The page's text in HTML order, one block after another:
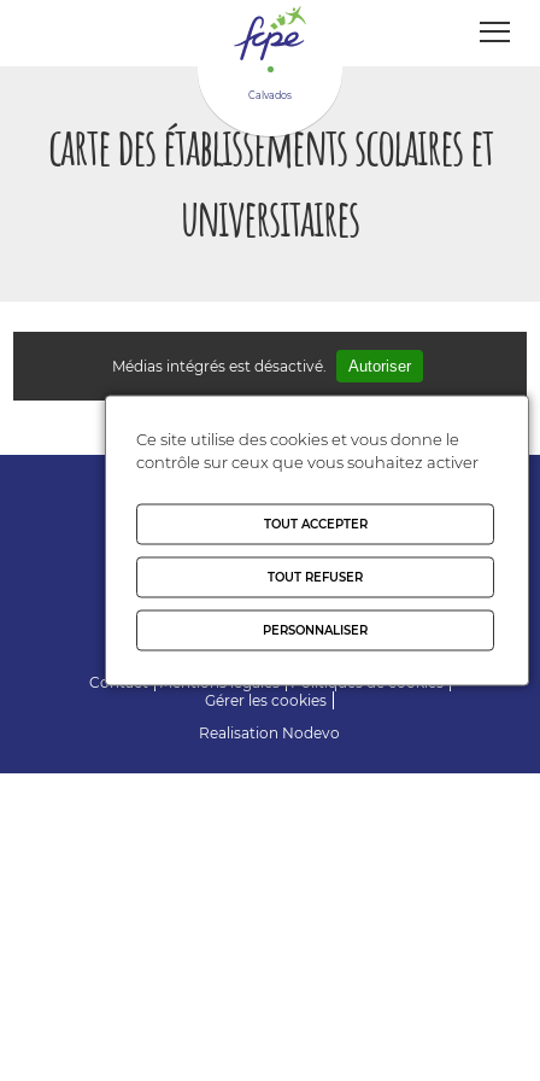
Calvados
carte des établissements scolaires et
universitaires
Médias intégrés est désactivé. Autoriser
Adhérent
Contact Mentions légales Politiques de cookies
Gérer les cookies
Realisation Nodevo
Suivez-nous
Panneau de gestion des cookies
Ce site utilise des cookies et vous donne le
contrôle sur ceux que vous souhaitez activer
TOUT ACCEPTER
TOUT REFUSER
PERSONNALISER